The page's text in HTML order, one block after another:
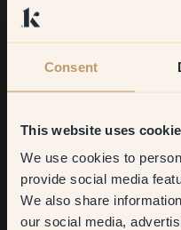
Consent
This website uses
We use cookies to
provide social media
We also share
our social media,
Get